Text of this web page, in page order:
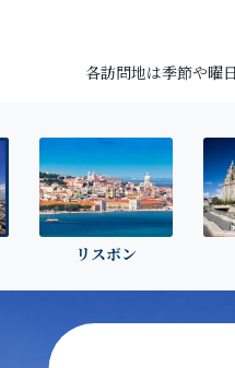
各訪問地は季節や曜
リスボン